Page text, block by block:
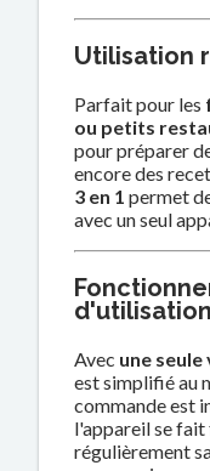
Utilisation
Parfait pour les
ou petits
pour préparer
encore des
3 en 1 permet
avec un seul
d'utilisation
Avec une
est simplifié au
commande est
l'appareil se
régulièrement